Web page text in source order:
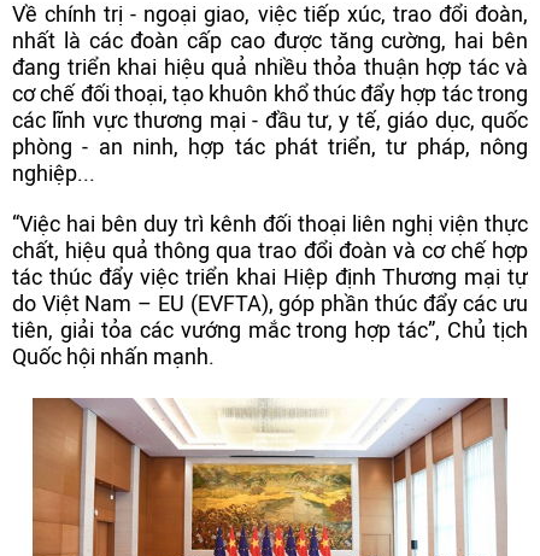
Về chính trị - ngoại giao, việc tiếp xúc, trao đổi đoàn,
nhất là các đoàn cấp cao được tăng cường, hai bên
đang triển khai hiệu quả nhiều thỏa thuận hợp tác và
cơ chế đối thoại, tạo khuôn khổ thúc đẩy hợp tác trong
các lĩnh vực thương mại - đầu tư, y tế, giáo dục, quốc
phòng - an ninh, hợp tác phát triển, tư pháp, nông
nghiệp...
“Việc hai bên duy trì kênh đối thoại liên nghị viện thực
chất, hiệu quả thông qua trao đổi đoàn và cơ chế hợp
tác thúc đẩy việc triển khai Hiệp định Thương mại tự
do Việt Nam – EU (EVFTA), góp phần thúc đẩy các ưu
tiên, giải tỏa các vướng mắc trong hợp tác”, Chủ tịch
Quốc hội nhấn mạnh.